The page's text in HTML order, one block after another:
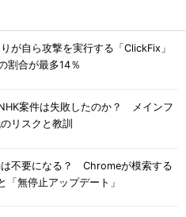
が自ら攻撃を実行する「ClickFix」
合が最多14％
案件は失敗したのか？ メインフ
リスクと教訓
は不要になる？ Chromeが模索する
「無停止アップデート」